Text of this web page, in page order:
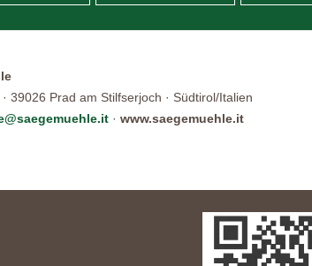
39026 Prad am Stilfserjoch · Südtirol/Italien
· www.saegemuehle.it